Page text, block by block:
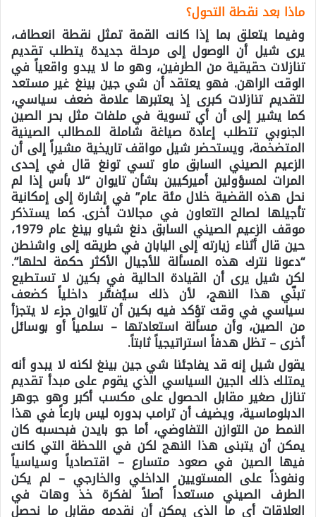
ماذا بعد نقطة التحول؟
وفيما يتعلق بما إذا كانت القمة تمثل نقطة انعطاف،
يرى شيل أن الوصول إلى مرحلة جديدة يتطلب تقديم
تنازلات حقيقية من الطرفين، وهو ما لا يبدو واقعياً في
الوقت الراهن. فهو يعتقد أن شي جين بينغ غير مستعد
لتقديم تنازلات كبرى إذ يعتبرها علامة ضعف سياسي،
كما يشير إلى أن أي تسوية في ملفات مثل بحر الصين
الجنوبي تتطلب إعادة صياغة شاملة للمطالب الصينية
المتضخمة، ويستحضر شيل مواقف تاريخية مشيراً إلى أن
الزعيم الصيني السابق ماو تسي تونغ قال في إحدى
المرات لمسؤولين أميركيين بشأن تايوان “لا بأس إذا لم
نحل هذه القضية خلال مئة عام” في إشارة إلى إمكانية
تأجيلها لصالح التعاون في مجالات أخرى. كما يستذكر
موقف الزعيم الصيني السابق دنغ شياو بينغ عام 1979،
حين قال أثناء زيارته إلى اليابان في طريقه إلى واشنطن
“دعونا نترك هذه المسألة للأجيال الأكثر حكمة لحلها”.
لكن شيل يرى أن القيادة الحالية في بكين لا تستطيع
تبنّي هذا النهج، لأن ذلك سيُفسَّر داخلياً كضعف
سياسي في وقت تؤكد فيه بكين أن تايوان جزء لا يتجزأ
من الصين، وأن مسألة استعادتها – سلمياً أو بوسائل
أخرى – تظل هدفاً استراتيجياً ثابتاً.
يقول شيل إنه قد يفاجئنا شي جين بينغ لكنه لا يبدو أنه
يمتلك ذلك الجين السياسي الذي يقوم على مبدأ تقديم
تنازل صغير مقابل الحصول على مكسب أكبر وهو جوهر
الدبلوماسية، ويضيف أن ترامب بدوره ليس بارعاً في هذا
النمط من التوازن التفاوضي، أما جو بايدن فبحسبه كان
يمكن أن يتبنى هذا النهج لكن في اللحظة التي كانت
فيها الصين في صعود متسارع – اقتصادياً وسياسياً
ونفوذاً على المستويين الداخلي والخارجي – لم يكن
الطرف الصيني مستعداً أصلاً لفكرة خذ وهات في
العلاقات أي ما الذي يمكن أن نقدمه مقابل ما نحصل